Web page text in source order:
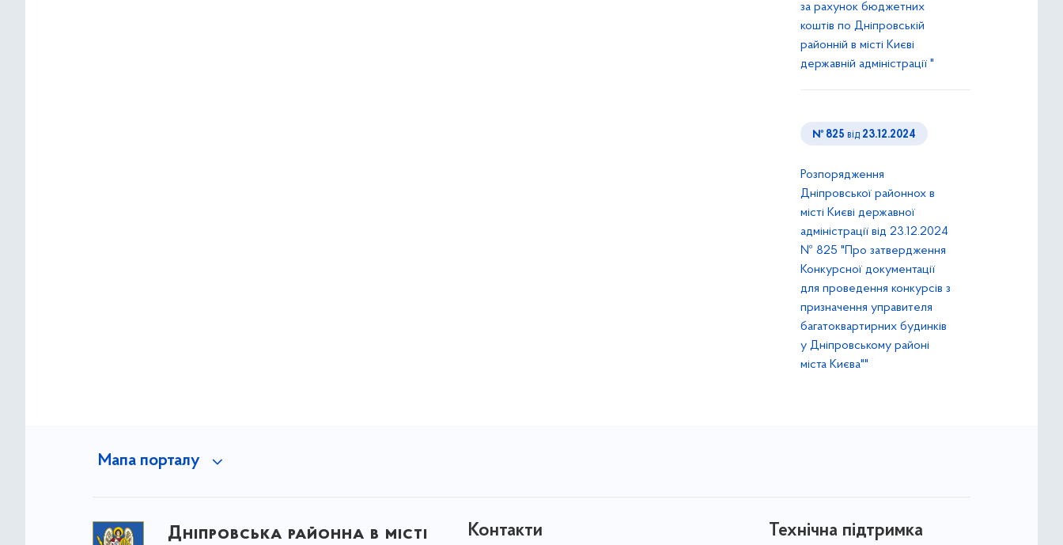
за рахунок бюджетних
коштів по Дніпровській
районній в місті Києві
державній адміністрації "
№ 825 від 23.12.2024
Розпорядження
Дніпровської районнох в
місті Києві державної
адміністрації від 23.12.2024
№ 825 "Про затвердження
Конкурсної документації
для проведення конкурсів з
призначення управителя
багатоквартирних будинків
у Дніпровському районі
міста Києва""
Мапа порталу
Дніпровська районна в місті Контакти Технічна підтримка